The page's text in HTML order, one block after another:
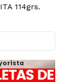
114grs.